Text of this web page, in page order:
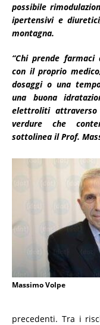
possibile
ipertensivi e
montagna.
“Chi prende
con il proprio
dosaggi o una
una buona
elettroliti attraverso
verdure che
sottolinea il Prof.
Massimo Volpe
precedenti. Tra i